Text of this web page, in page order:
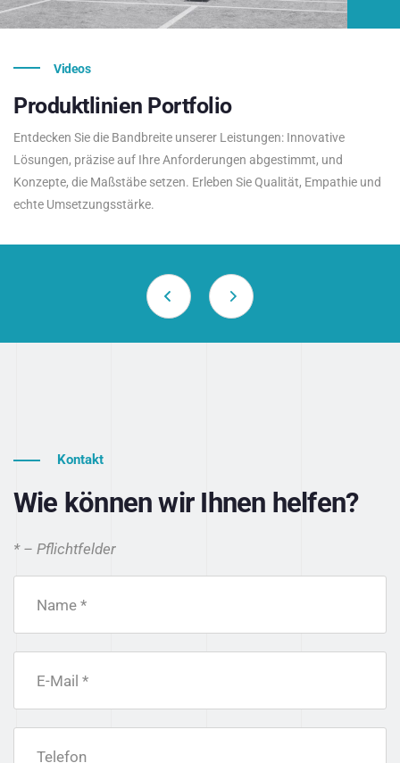
Videos
Produktlinien Portfolio
Entdecken Sie die Bandbreite unserer Leistungen: Innovative
Lösungen, präzise auf Ihre Anforderungen abgestimmt, und
Konzepte, die Maßstäbe setzen. Erleben Sie Qualität, Empathie und
echte Umsetzungsstärke.
Kontakt
Wie können wir Ihnen helfen?
* – Pflichtfelder
Name *
E-Mail *
Telefon